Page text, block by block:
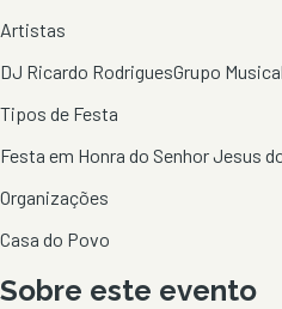
Artistas
DJ Ricardo RodriguesGrupo
Tipos de Festa
Festa em Honra do Senhor Jesus
Organizações
Casa do Povo
Sobre este evento